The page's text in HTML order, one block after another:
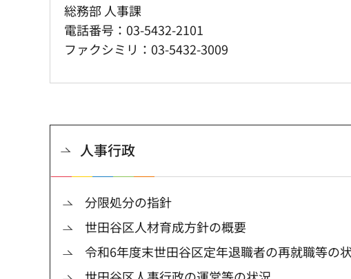
総務部 人事課
電話番号：03-5432-2101
ファクシミリ：03-5432-3009
人事行政
分限処分の指針
世田谷区人材育成方針の概要
令和6年度末世田谷区定年退職者の再就職等の